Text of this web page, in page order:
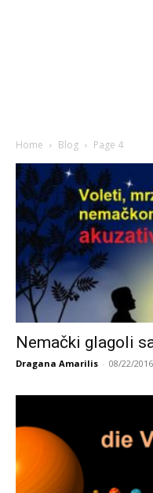
Home Blog Page 4
Nemački glagoli
Dragana Amarilis - 08/22/2016